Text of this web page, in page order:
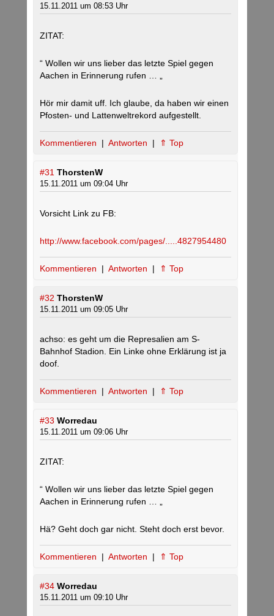
15.11.2011 um 08:53 Uhr
ZITAT:
“ Wollen wir uns lieber das letzte Spiel gegen
Aachen in Erinnerung rufen … „
Hör mir damit uff. Ich glaube, da haben wir einen
Pfosten- und Lattenweltrekord aufgestellt.
Kommentieren | Antworten | ⇑ Top
#31 ThorstenW
15.11.2011 um 09:04 Uhr
Vorsicht Link zu FB:
http://www.facebook.com/pages/.....4827954480
Kommentieren | Antworten | ⇑ Top
#32 ThorstenW
15.11.2011 um 09:05 Uhr
achso: es geht um die Represalien am S-
Bahnhof Stadion. Ein Linke ohne Erklärung ist ja
doof.
Kommentieren | Antworten | ⇑ Top
#33 Worredau
15.11.2011 um 09:06 Uhr
ZITAT:
“ Wollen wir uns lieber das letzte Spiel gegen
Aachen in Erinnerung rufen … „
Hä? Geht doch gar nicht. Steht doch erst bevor.
Kommentieren | Antworten | ⇑ Top
#34 Worredau
15.11.2011 um 09:10 Uhr